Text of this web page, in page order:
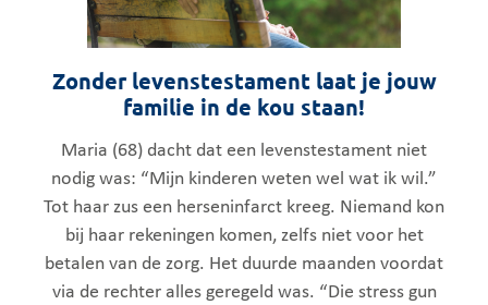
Zonder levenstestament laat je jouw
familie in de kou staan!
Maria (68) dacht dat een levenstestament niet
nodig was: “Mijn kinderen weten wel wat ik wil.”
Tot haar zus een herseninfarct kreeg. Niemand kon
bij haar rekeningen komen, zelfs niet voor het
betalen van de zorg. Het duurde maanden voordat
via de rechter alles geregeld was. “Die stress gun